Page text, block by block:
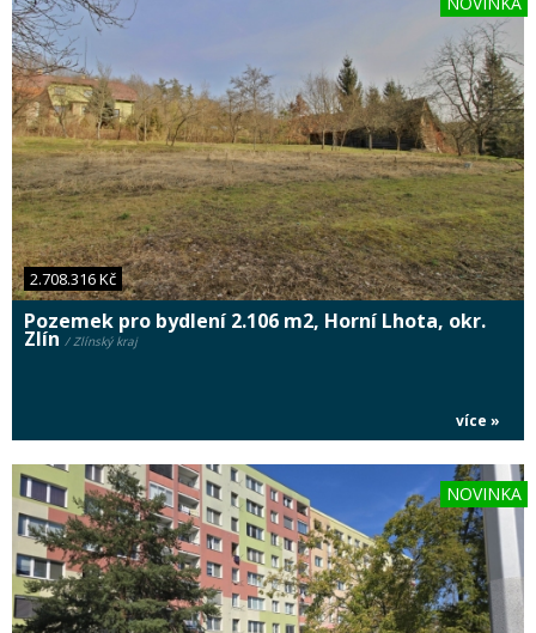
2.708.316 Kč
Pozemek pro bydlení 2.106 m2, Horní Lhota, okr.
Zlín / Zlínský kraj
více »
NOVINKA